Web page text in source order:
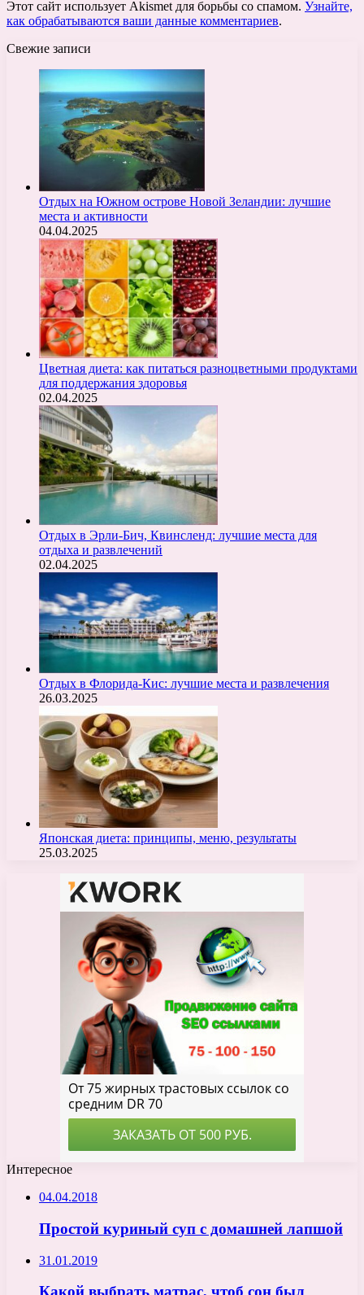
Этот сайт использует Akismet для борьбы со спамом. Узнайте,
как обрабатываются ваши данные комментариев.
Свежие записи
Отдых на Южном острове Новой Зеландии: лучшие
места и активности
04.04.2025
Цветная диета: как питаться разноцветными продуктами
для поддержания здоровья
02.04.2025
Отдых в Эрли-Бич, Квинсленд: лучшие места для
отдыха и развлечений
02.04.2025
Отдых в Флорида-Кис: лучшие места и развлечения
26.03.2025
Японская диета: принципы, меню, результаты
25.03.2025
Интересное
04.04.2018
Простой куриный суп с домашней лапшой
31.01.2019